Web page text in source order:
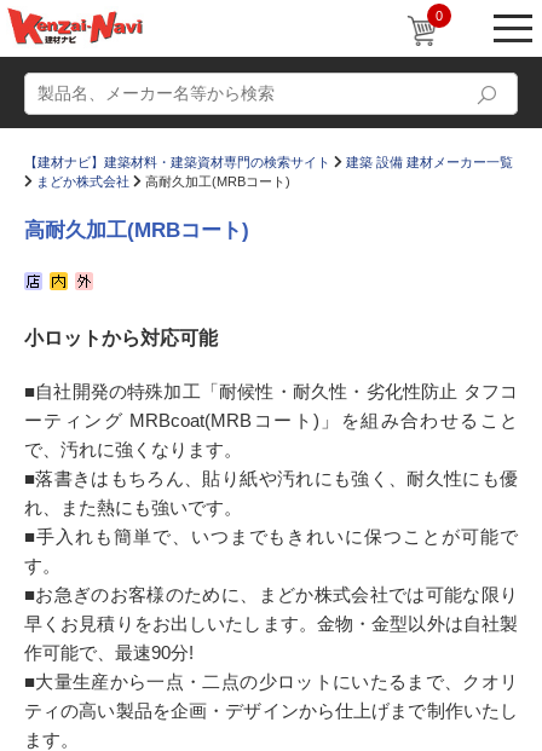
0
かたなび
すまいリング 設計士インタビュー
Q＆A 販売・施工代理店募集
お気に入り
【建材ナビ】建築材料・建築資材専門の検索サイト
建築 設備 建材メーカー一覧
まどか株式会社
高耐久加工(MRBコート)
高耐久加工(MRBコート)
小ロットから対応可能
■自社開発の特殊加工「耐候性・耐久性・劣化性防止 タフコ
ーティング MRBcoat(MRBコート)」を組み合わせること
で、汚れに強くなります。
■落書きはもちろん、貼り紙や汚れにも強く、耐久性にも優
れ、また熱にも強いです。
■手入れも簡単で、いつまでもきれいに保つことが可能で
す。
■お急ぎのお客様のために、まどか株式会社では可能な限り
早くお見積りをお出しいたします。金物・金型以外は自社製
作可能で、最速90分!
■大量生産から一点・二点の少ロットにいたるまで、クオリ
ティの高い製品を企画・デザインから仕上げまで制作いたし
ます。